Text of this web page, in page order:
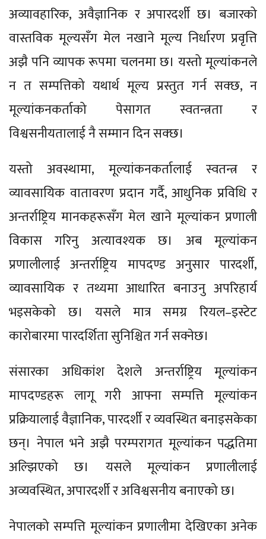
अव्यावहारिक, अवैज्ञानिक र अपारदर्शी छ। बजारको
वास्तविक मूल्यसँग मेल नखाने मूल्य निर्धारण प्रवृत्ति
अझै पनि व्यापक रूपमा चलनमा छ। यस्तो मूल्यांकनले
न त सम्पत्तिको यथार्थ मूल्य प्रस्तुत गर्न सक्छ, न
मूल्यांकनकर्ताको पेसागत स्वतन्त्रता र
विश्वसनीयतालाई नै सम्मान दिन सक्छ।
यस्तो अवस्थामा, मूल्यांकनकर्तालाई स्वतन्त्र र
व्यावसायिक वातावरण प्रदान गर्दै, आधुनिक प्रविधि र
अन्तर्राष्ट्रिय मानकहरूसँग मेल खाने मूल्यांकन प्रणाली
विकास गरिनु अत्यावश्यक छ। अब मूल्यांकन
प्रणालीलाई अन्तर्राष्ट्रिय मापदण्ड अनुसार पारदर्शी,
व्यावसायिक र तथ्यमा आधारित बनाउनु अपरिहार्य
भइसकेको छ। यसले मात्र समग्र रियल–इस्टेट
कारोबारमा पारदर्शिता सुनिश्चित गर्न सक्नेछ।
संसारका अधिकांश देशले अन्तर्राष्ट्रिय मूल्यांकन
मापदण्डहरू लागू गरी आफ्ना सम्पत्ति मूल्यांकन
प्रक्रियालाई वैज्ञानिक, पारदर्शी र व्यवस्थित बनाइसकेका
छन्। नेपाल भने अझै परम्परागत मूल्यांकन पद्धतिमा
अल्झिएको छ। यसले मूल्यांकन प्रणालीलाई
अव्यवस्थित, अपारदर्शी र अविश्वसनीय बनाएको छ।
नेपालको सम्पत्ति मूल्यांकन प्रणालीमा देखिएका अनेक